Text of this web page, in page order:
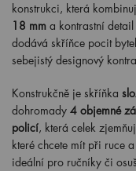
konstrukci, která
18 mm a kontrastní
dodává skříňce pocit
sebejistý designový
Konstrukčně je skříňka
dohromady 4 objemné
policí, která celek
které chcete mít při ruce
ideální pro ručníky či